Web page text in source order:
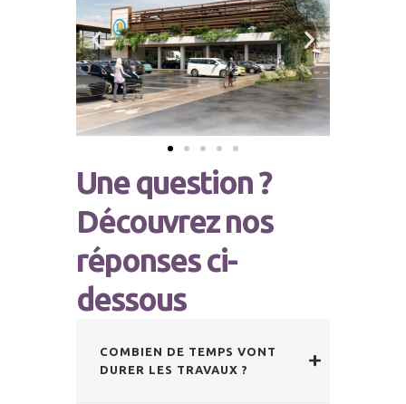
Une question ?
Découvrez nos
réponses ci-
dessous
COMBIEN DE TEMPS VONT
DURER LES TRAVAUX ?